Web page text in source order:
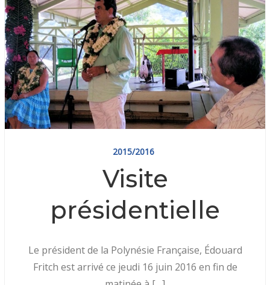
2015/2016
Visite
présidentielle
Le président de la Polynésie Française, Édouard
Fritch est arrivé ce jeudi 16 juin 2016 en fin de